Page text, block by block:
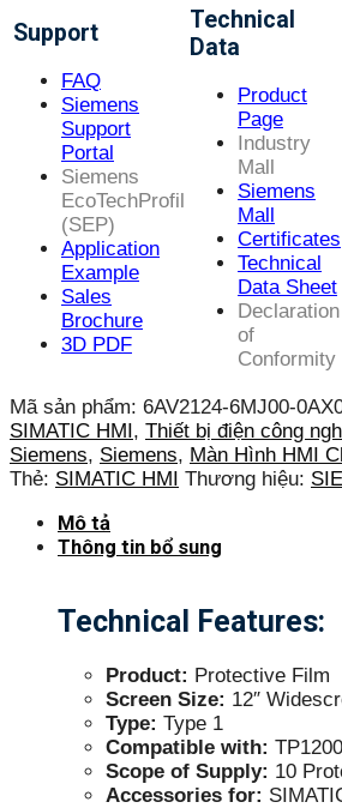
Support
FAQ
Siemens
Support
Portal
Siemens
EcoTechProfil
(SEP)
Application
Example
Sales
Brochure
3D PDF
Technical
Data
Product
Page
Industry
Mall
Siemens
Mall
Certificates
Technical
Data Sheet
Declaration
of
Conformity
Mã sản phẩm: 6AV2124-6MJ00-
SIMATIC HMI , Thiết bị điện công
Siemens, Siemens, Màn Hình HMI
Thẻ: SIMATIC HMI Thương hiệu:
Mô tả
Thông tin bổ sung
Technical Features:
Product: Protective Film
Screen Size: 12″
Type: Type 1
Compatible with:
Scope of Supply: 10
Accessories for: